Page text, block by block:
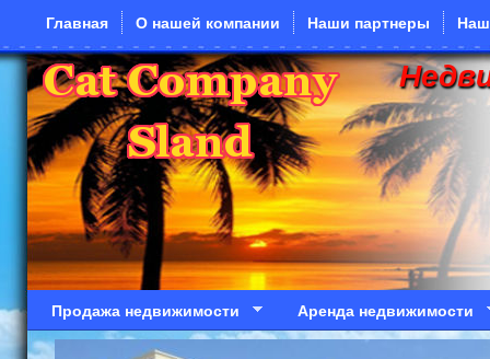
Перейти к основному содержанию
Главная О нашей компании Наши партнеры
Продажа недвижимости Аренда недвижимости